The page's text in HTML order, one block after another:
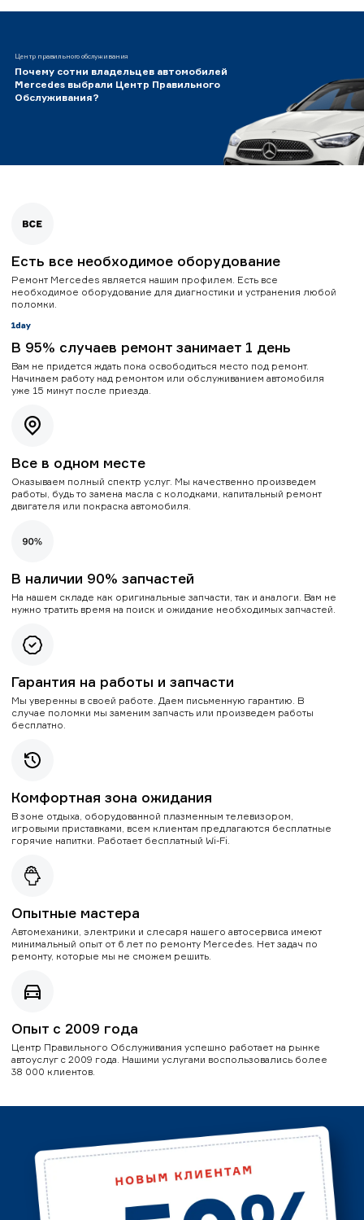
Центр правильного обслуживания
Почему сотни владельцев автомобилей
Mercedes выбрали Центр Правильного
Обслуживания?
Есть все необходимое оборудование
Ремонт Mercedes является нашим профилем. Есть все
необходимое оборудование для диагностики и устранения любой
поломки.
В 95% случаев ремонт занимает 1 день
Вам не придется ждать пока освободиться место под ремонт.
Начинаем работу над ремонтом или обслуживанием автомобиля
уже 15 минут после приезда.
Все в одном месте
Оказываем полный спектр услуг. Мы качественно произведем
работы, будь то замена масла с колодками, капитальный ремонт
двигателя или покраска автомобиля.
В наличии 90% запчастей
На нашем складе как оригинальные запчасти, так и аналоги. Вам не
нужно тратить время на поиск и ожидание необходимых запчастей.
Гарантия на работы и запчасти
Мы уверенны в своей работе. Даем письменную гарантию. В
случае поломки мы заменим запчасть или произведем работы
бесплатно.
Комфортная зона ожидания
В зоне отдыха, оборудованной плазменным телевизором,
игровыми приставками, всем клиентам предлагаются бесплатные
горячие напитки. Работает бесплатный Wi-Fi.
Опытные мастера
Автомеханики, электрики и слесаря нашего автосервиса имеют
минимальный опыт от 6 лет по ремонту Mercedes. Нет задач по
ремонту, которые мы не сможем решить.
Опыт с 2009 года
Центр Правильного Обслуживания успешно работает на рынке
автоуслуг с 2009 года. Нашими услугами воспользовались более
38 000 клиентов.